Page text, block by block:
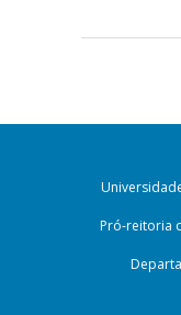
Pró-reitoria